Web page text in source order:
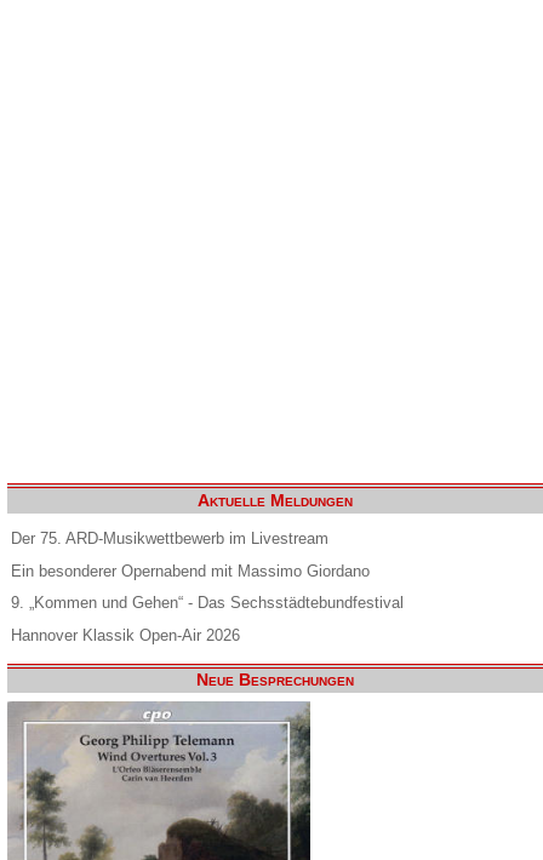
Aktuelle Meldungen
Der 75. ARD-Musikwettbewerb im Livestream
Ein besonderer Opernabend mit Massimo Giordano
9. „Kommen und Gehen“ - Das Sechsstädtebundfestival
Hannover Klassik Open-Air 2026
Neue Besprechungen